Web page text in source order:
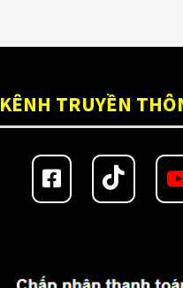
(52)
KÊNH TRUYỀN